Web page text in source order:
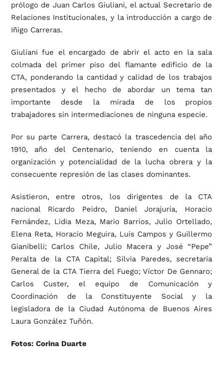
prólogo de Juan Carlos Giuliani, el actual Secretario de
Relaciones Institucionales, y la introducción a cargo de
Iñigo Carreras.
Giuliani fue el encargado de abrir el acto en la sala
colmada del primer piso del flamante edificio de la
CTA, ponderando la cantidad y calidad de los trabajos
presentados y el hecho de abordar un tema tan
importante desde la mirada de los propios
trabajadores sin intermediaciones de ninguna especie.
Por su parte Carrera, destacó la trascedencia del año
1910, año del Centenario, teniendo en cuenta la
organización y potencialidad de la lucha obrera y la
consecuente represión de las clases dominantes.
Asistieron, entre otros, los dirigentes de la CTA
nacional Ricardo Peidro, Daniel Jorajuría, Horacio
Fernández, Lidia Meza, Mario Barrios, Julio Ortellado,
Elena Reta, Horacio Meguira, Luis Campos y Guillermo
Gianibelli; Carlos Chile, Julio Macera y José “Pepe”
Peralta de la CTA Capital; Silvia Paredes, secretaria
General de la CTA Tierra del Fuego; Víctor De Gennaro;
Carlos Custer, el equipo de Comunicación y
Coordinación de la Constituyente Social y la
legisladora de la Ciudad Autónoma de Buenos Aires
Laura González Tuñón.
Fotos: Corina Duarte